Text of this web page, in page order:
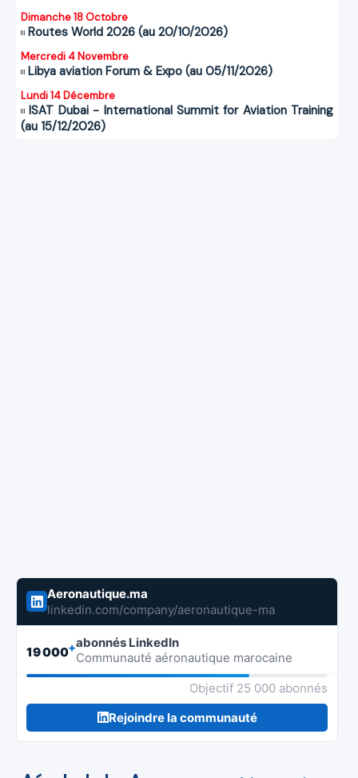
Dimanche 18 Octobre
Routes World 2026 (au 20/10/2026)
Mercredi 4 Novembre
Libya aviation Forum & Expo (au 05/11/2026)
Lundi 14 Décembre
ISAT Dubai - International Summit for Aviation Training
(au 15/12/2026)
Aeronautique.ma
linkedin.com/company/aeronautique-ma
19 000+abonnés LinkedIn
Communauté aéronautique marocaine
Objectif 25 000 abonnés
Rejoindre la communauté